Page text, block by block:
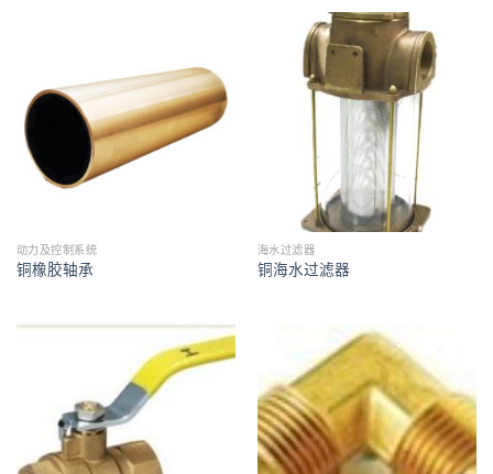
动力及控制系统
铜橡胶轴承
海水过滤器
铜海水过滤器